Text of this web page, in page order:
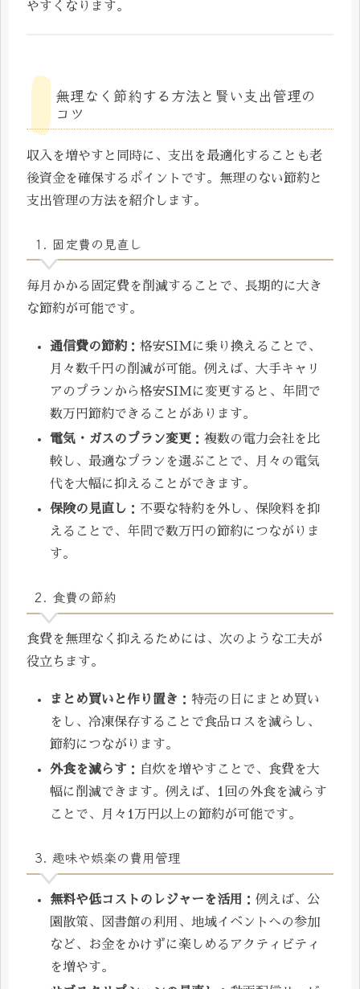
やすくなります。
無理なく節約する方法と賢い支出管理の
コツ
収入を増やすと同時に、支出を最適化することも老
後資金を確保するポイントです。無理のない節約と
支出管理の方法を紹介します。
1. 固定費の見直し
毎月かかる固定費を削減することで、長期的に大き
な節約が可能です。
通信費の節約：格安SIMに乗り換えることで、
月々数千円の削減が可能。例えば、大手キャリ
アのプランから格安SIMに変更すると、年間で
数万円節約できることがあります。
電気・ガスのプラン変更 ：複数の電力会社を比
較し、最適なプランを選ぶことで、月々の電気
代を大幅に抑えることができます。
保険の見直し ：不要な特約を外し、保険料を抑
えることで、年間で数万円の節約につながりま
す。
2. 食費の節約
食費を無理なく抑えるためには、次のような工夫が
役立ちます。
まとめ買いと作り置き ：特売の日にまとめ買い
をし、冷凍保存することで食品ロスを減らし、
節約につながります。
外食を減らす ：自炊を増やすことで、食費を大
幅に削減できます。例えば、1回の外食を減らす
ことで、月々1万円以上の節約が可能です。
3. 趣味や娯楽の費用管理
無料や低コストのレジャーを活用
：例えば、公
園散策、図書館の利用、地域イベントへの参加
など、お金をかけずに楽しめるアクティビティ
を増やす。